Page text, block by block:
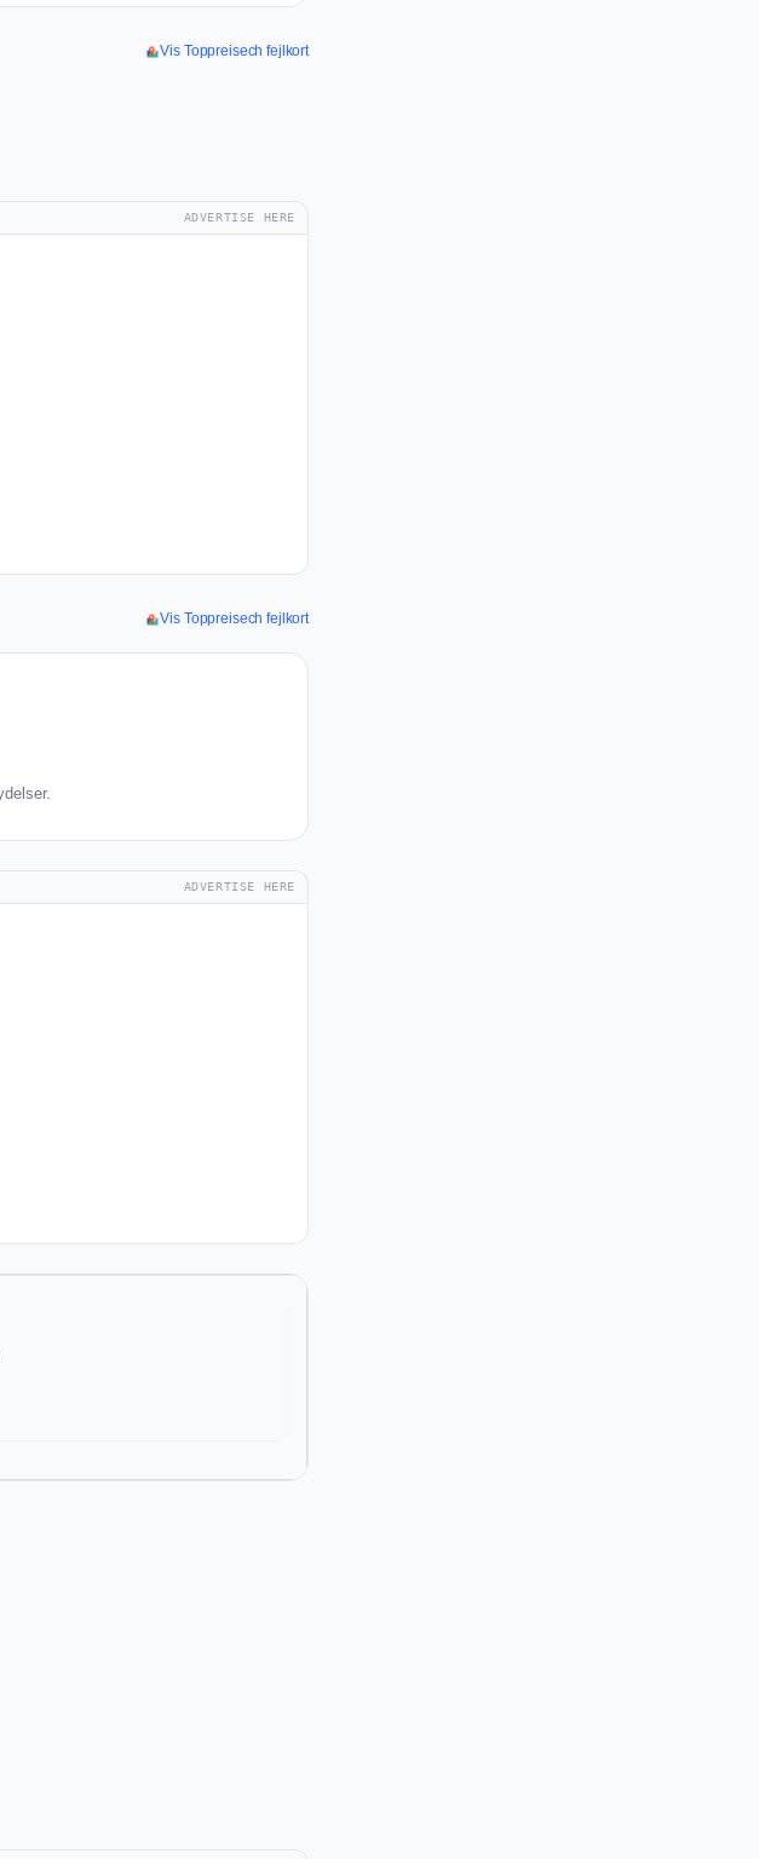
Vis Toppreisech fejlkort
ADVERTISE HERE
Vis Toppreisech fejlkort
ADVERTISE HERE